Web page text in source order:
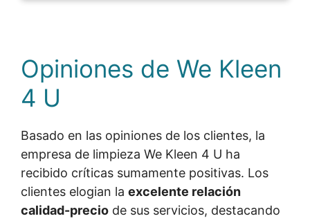
Opiniones de We Kleen
4 U
Basado en las opiniones de los clientes, la
empresa de limpieza We Kleen 4 U ha
recibido críticas sumamente positivas. Los
clientes elogian la excelente relación
calidad-precio de sus servicios, destacando